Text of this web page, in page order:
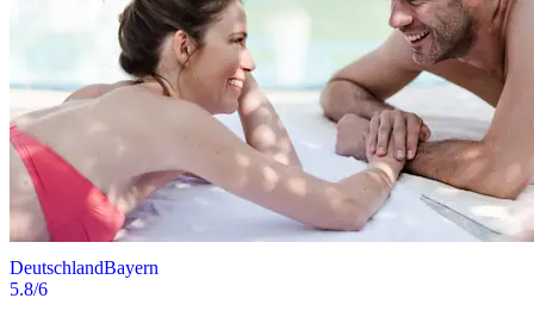
DeutschlandBayern
5.8/6